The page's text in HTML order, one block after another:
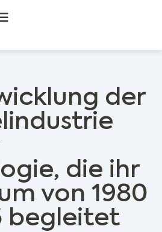
der
die ihr
von 1980
begleitet